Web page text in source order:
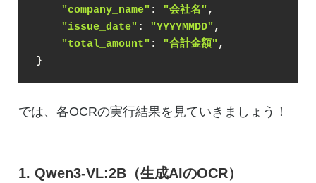
"company_name" : "会社名",
"issue_date" : "YYYYMMDD",
"total_amount" : "合計金額",
}
では、各OCRの実行結果を見ていきましょう！
1. Qwen3-VL:2B（生成AIのOCR）